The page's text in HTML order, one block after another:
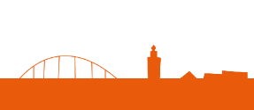
Na deze tijd is de koop definitief rond,